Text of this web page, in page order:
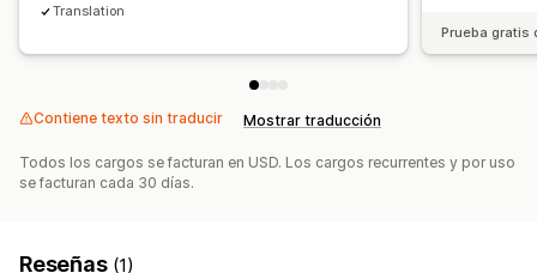
Translation
Prueba gratis
Contiene texto sin traducir Mostrar traducción
Todos los cargos se facturan en USD. Los cargos recurrentes y por uso
se facturan cada 30 días.
Reseñas (1)